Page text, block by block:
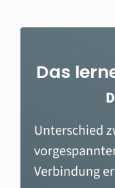
Das
Unterschied
Verbindung